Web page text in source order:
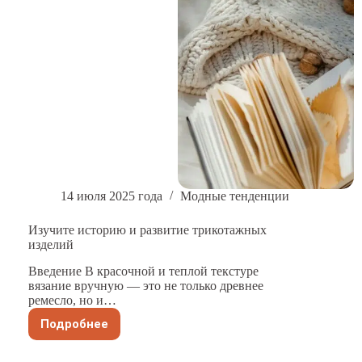
14 июля 2025 года Модные тенденции
Изучите историю и развитие трикотажных
изделий
Введение В красочной и теплой текстуре
вязание вручную — это не только древнее
ремесло, но и…
Подробнее
Изучите
историю